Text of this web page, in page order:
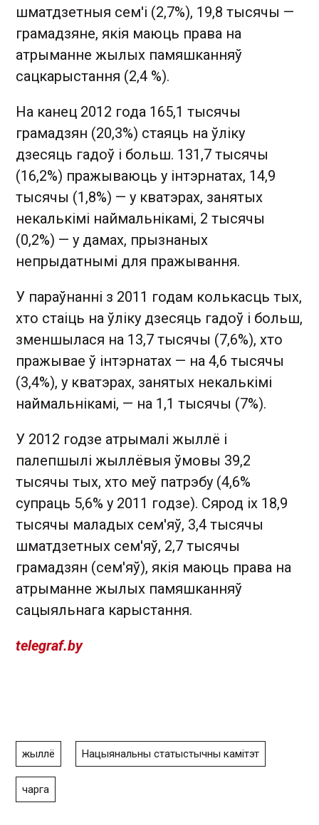
шматдзетныя сем'і (2,7%), 19,8 тысячы —
грамадзяне, якія маюць права на
атрыманне жылых памяшканняў
сацкарыстання (2,4 %).
На канец 2012 года 165,1 тысячы
грамадзян (20,3%) стаяць на ўліку
дзесяць гадоў і больш. 131,7 тысячы
(16,2%) пражываюць у інтэрнатах, 14,9
тысячы (1,8%) — у кватэрах, занятых
некалькімі наймальнікамі, 2 тысячы
(0,2%) — у дамах, прызнаных
непрыдатнымі для пражывання.
У параўнанні з 2011 годам колькасць тых,
хто стаіць на ўліку дзесяць гадоў і больш,
зменшылася на 13,7 тысячы (7,6%), хто
пражывае ў інтэрнатах — на 4,6 тысячы
(3,4%), у кватэрах, занятых некалькімі
наймальнікамі, — на 1,1 тысячы (7%).
У 2012 годзе атрымалі жыллё і
палепшылі жыллёвыя ўмовы 39,2
тысячы тых, хто меў патрэбу (4,6%
супраць 5,6% у 2011 годзе). Сярод іх 18,9
тысячы маладых сем'яў, 3,4 тысячы
шматдзетных сем'яў, 2,7 тысячы
грамадзян (сем'яў), якія маюць права на
атрыманне жылых памяшканняў
сацыяльнага карыстання.
telegraf.by
жыллё Нацыянальны статыстычны камітэт
чарга